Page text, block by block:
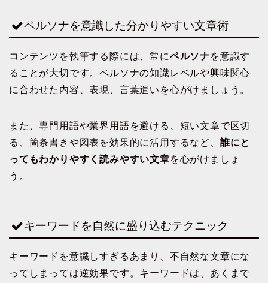
ペルソナを意識した分かりやすい文章術
コンテンツを執筆する際には、常にペルソナを意識す
ることが大切です。ペルソナの知識レベルや興味関心
に合わせた内容、表現、言葉遣いを心がけましょう。
また、専門用語や業界用語を避ける、短い文章で区切
る、箇条書きや図表を効果的に活用するなど、 誰にと
ってもわかりやすく読みやすい文章を心がけましょ
う。
キーワードを自然に盛り込むテクニック
キーワードを意識しすぎるあまり、不自然な文章にな
ってしまっては逆効果です。キーワードは、あくまで